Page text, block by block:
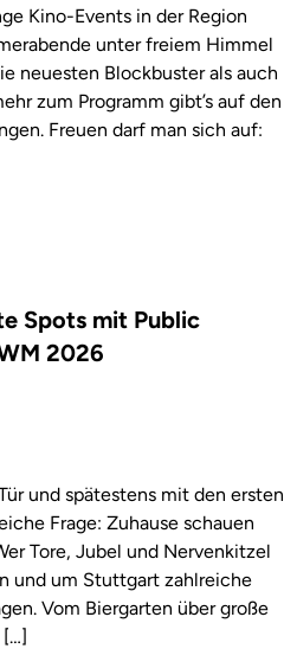
Kino-Events in der Region
unter freiem Himmel
neuesten Blockbuster als auch
zum Programm gibt’s auf den
Freuen darf man sich auf:
Spots mit Public
2026
und spätestens mit den ersten
Frage: Zuhause schauen
Tore, Jubel und Nervenkitzel
und um Stuttgart zahlreiche
Vom Biergarten über große
[…]